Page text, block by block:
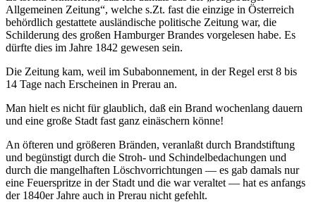
Allgemeinen Zeitung“, welche s.Zt. fast die einzige in Österreich
behördlich gestattete ausländische politische Zeitung war, die
Schilderung des großen Hamburger Brandes vorgelesen habe. Es
dürfte dies im Jahre 1842 gewesen sein.
Die Zeitung kam, weil im Subabonnement, in der Regel erst 8 bis
14 Tage nach Erscheinen in Prerau an.
Man hielt es nicht für glaublich, daß ein Brand wochenlang dauern
und eine große Stadt fast ganz einäschern könne!
An öfteren und größeren Bränden, veranlaßt durch Brandstiftung
und begünstigt durch die Stroh- und Schindelbedachungen und
durch die mangelhaften Löschvorrichtungen — es gab damals nur
eine Feuerspritze in der Stadt und die war veraltet — hat es anfangs
der 1840er Jahre auch in Prerau nicht gefehlt.